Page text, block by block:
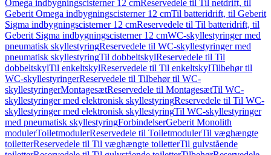
Omega indbygningscisterner 12 cmReservedele til Til netdrift, til
Geberit Omega indbygningscisterner 12 cmTil batteridrift, til Geberit
Sigma indbygningscisterner 12 cmReservedele til Til batteridrift, til
Geberit Sigma indbygningscisterner 12 cmWC-skyllestyringer med
pneumatisk skyllestyringReservedele til WC-skyllestyringer med
pneumatisk skyllestyringTil dobbeltskylReservedele til Til
dobbeltskylTil enkeltskylReservedele til Til enkeltskylTilbehør til
WC-skyllestyringerReservedele til Tilbehør til WC-
skyllestyringerMontagesætReservedele til MontagesætTil WC-
skyllestyringer med elektronisk skyllestyringReservedele til Til WC-
skyllestyringer med elektronisk skyllestyringTil WC-skyllestyringer
med pneumatisk skyllestyringForbindelserGeberit Monolith
modulerToiletmodulerReservedele til ToiletmodulerTil væghængte
toiletterReservedele til Til væghængte toiletterTil gulvstående